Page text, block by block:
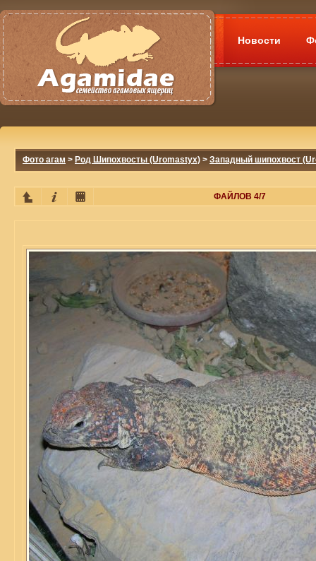
Новости
Фото агам > Род Шипохвосты (Uromastyx) > Западный шипохвост
ФАЙЛОВ 4/7